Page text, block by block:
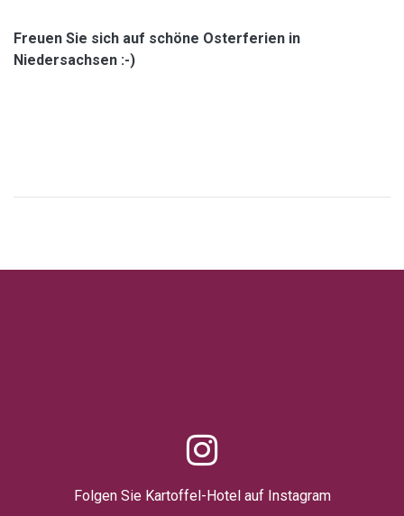
Freuen Sie sich auf schöne Osterferien in
Niedersachsen :-)
Folgen Sie Kartoffel-Hotel auf Instagram